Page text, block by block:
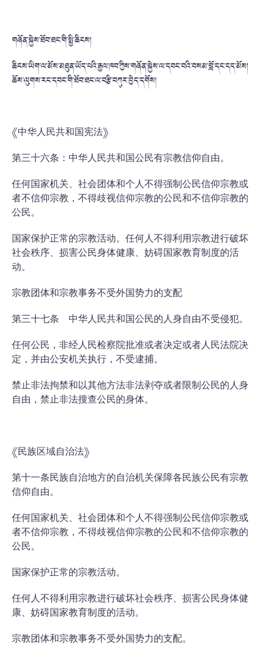
གཞོན་སྐྱེས་ཐོབ་ཐང་གི་སྤྱི་ཆིངས།
ཆིངས་ཡིག་ལ་མོས་མཐུན་ཡོད་པའི་རྒྱལ་ཁབ་ཀྱིས་གཞོན་སྐྱེས་ལ་དབང་བའི་བསམ་བློ་དང་དད་མོས།
ཆོས་ལུགས་རང་དབང་གི་ཐོབ་ཐང་ལ་བརྩི་བཀུར་བྱེད་དགོས།
《中华人民共和国宪法》
第三十六条：中华人民共和国公民有宗教信仰自由。
任何国家机关、社会团体和个人不得强制公民信仰宗教或
者不信仰宗教，不得歧视信仰宗教的公民和不信仰宗教的
公民。
国家保护正常的宗教活动。任何人不得利用宗教进行破坏
社会秩序、损害公民身体健康、妨碍国家教育制度的活
动。
宗教团体和宗教事务不受外国势力的支配
第三十七条 中华人民共和国公民的人身自由不受侵犯。
任何公民，非经人民检察院批准或者决定或者人民法院决
定，并由公安机关执行，不受逮捕。
禁止非法拘禁和以其他方法非法剥夺或者限制公民的人身
自由，禁止非法搜查公民的身体。
《民族区域自治法》
第十一条民族自治地方的自治机关保障各民族公民有宗教
信仰自由。
任何国家机关、社会团体和个人不得强制公民信仰宗教或
者不信仰宗教，不得歧视信仰宗教的公民和不信仰宗教的
公民。
国家保护正常的宗教活动。
任何人不得利用宗教进行破坏社会秩序、损害公民身体健
康、妨碍国家教育制度的活动。
宗教团体和宗教事务不受外国势力的支配。